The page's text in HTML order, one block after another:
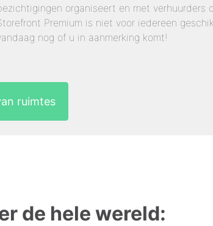
organiseert en met verhuurders
Premium is niet voor iedereen
nog of u in aanmerking komt!
ruimtes
de hele wereld: